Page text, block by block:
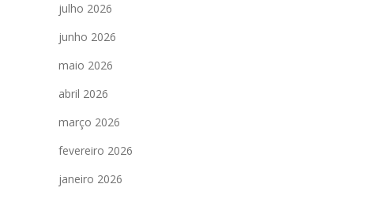
julho 2026
junho 2026
maio 2026
abril 2026
março 2026
fevereiro 2026
janeiro 2026